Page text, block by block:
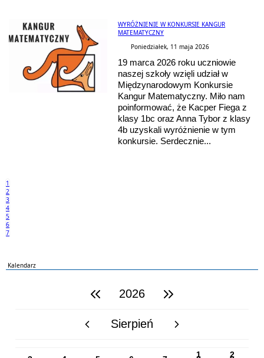
WYRÓŻNIENIE W KONKURSIE KANGUR
MATEMATYCZNY
Poniedziałek, 11 maja 2026
19 marca 2026 roku uczniowie
naszej szkoły wzięli udział w
Międzynarodowym Konkursie
Kangur Matematyczny. Miło nam
poinformować, że Kacper Fiega z
klasy 1bc oraz Anna Tybor z klasy
4b uzyskali wyróżnienie w tym
konkursie. Serdecznie...
1
2
3
4
5
6
7
Kalendarz
poprzedni rok2026 następny rok
poprzedni miesiącSierpień następny miesiąc
1 2